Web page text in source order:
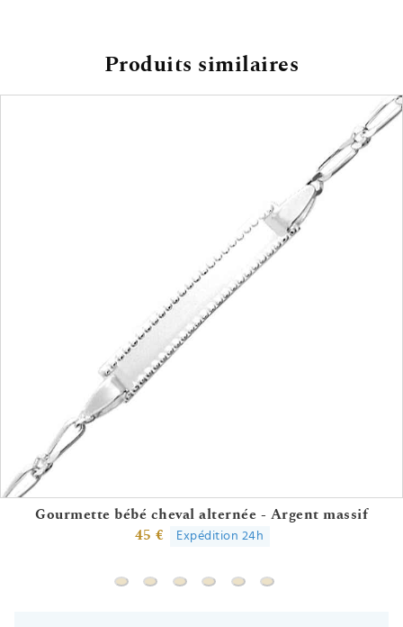
Produits similaires
Gourmette bébé cheval alternée - Argent massif
45 €
Expédition 24h